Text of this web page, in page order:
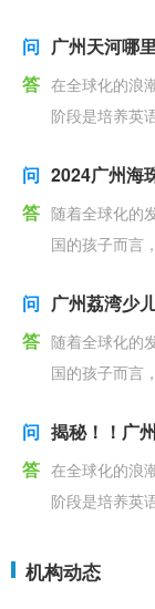
问 广州天河哪
答 在全球化的浪
阶段是培养英
问 2024广州海
答 随着全球化的
国的孩子而言
问 广州荔湾少
答 随着全球化的
国的孩子而言
问 揭秘！！广
答 在全球化的浪
阶段是培养英
机构动态